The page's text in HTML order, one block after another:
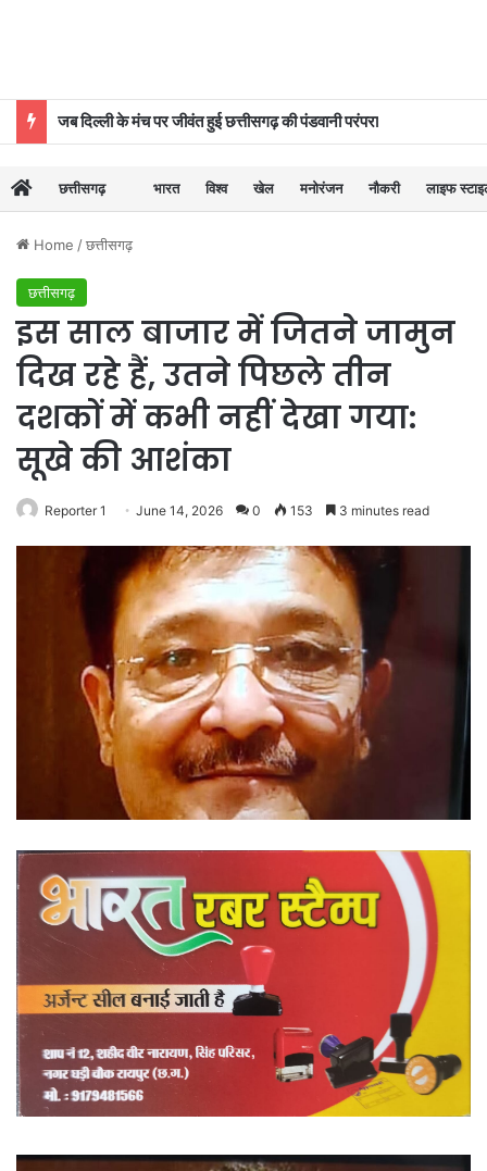
जब दिल्ली के मंच पर जीवंत हुई छत्तीसगढ़ की पंडवानी परंपरा
छत्तीसगढ़ भारत विश्व खेल मनोरंजन नौकरी लाइफ
Home /छत्तीसगढ़
छत्तीसगढ़
इस साल बाजार में जितने जामुन
दिख रहे हैं, उतने पिछले तीन
दशकों में कभी नहीं देखा गया:
सूखे की आशंका
Reporter 1 June 14, 2026 0 153 3 minutes read